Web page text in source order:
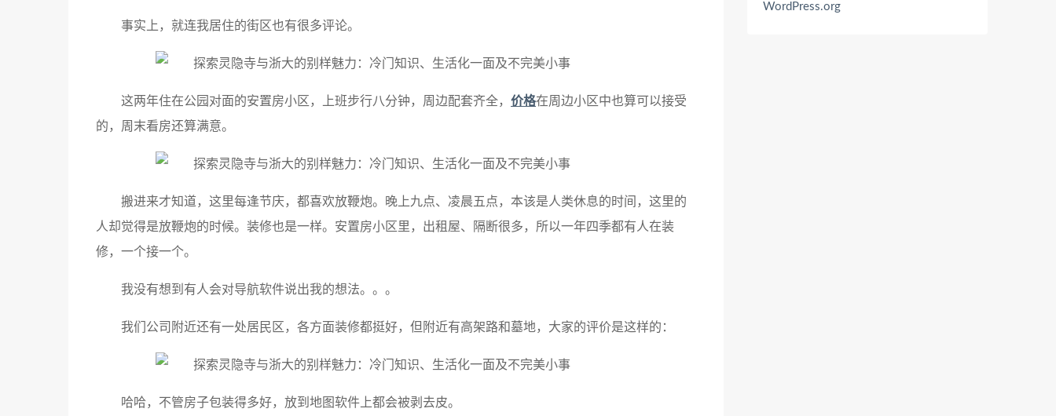
事实上，就连我居住的街区也有很多评论。
这两年住在公园对面的安置房小区，上班步行八分钟，周边配套齐全， 价格在周边小区中也算可以接受
的，周末看房还算满意。
搬进来才知道，这里每逢节庆，都喜欢放鞭炮。晚上九点、凌晨五点，本该是人类休息的时间，这里的
人却觉得是放鞭炮的时候。装修也是一样。安置房小区里，出租屋、隔断很多，所以一年四季都有人在装
修，一个接一个。
我没有想到有人会对导航软件说出我的想法。。。
我们公司附近还有一处居民区，各方面装修都挺好，但附近有高架路和墓地，大家的评价是这样的：
哈哈，不管房子包装得多好，放到地图软件上都会被剥去皮。
WordPress.org